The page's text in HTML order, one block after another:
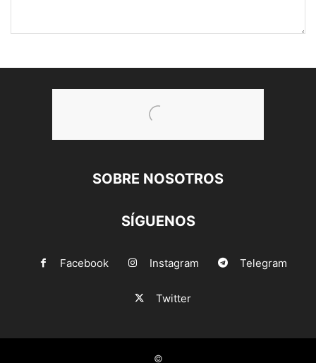
SOBRE NOSOTROS
SÍGUENOS
Facebook Instagram Telegram
Twitter
©